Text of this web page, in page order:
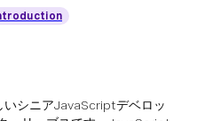
シニアJavaScriptデベロッ